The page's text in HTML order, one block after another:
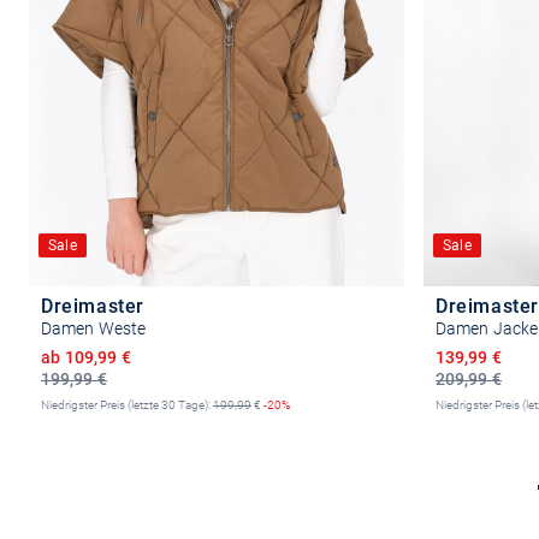
Sale
Dreimaster
Damen Weste
199,99 €
Ermäßigter Preis
ab 109,99 €
Niedrigster Preis (letzte 30 Tage):199,99€ -20%
Sale
Dreimaster
Damen Jacke
209,99 €
Ermäßigter
139,99 €
Niedrigster Preis